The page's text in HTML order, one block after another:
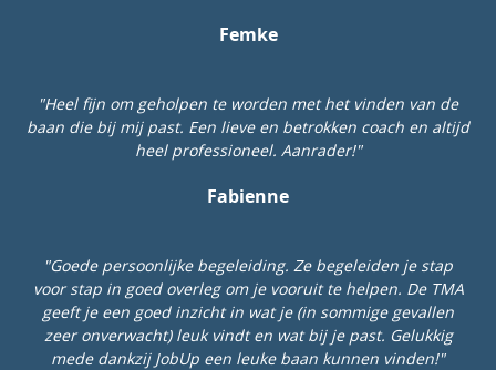
Femke
"Heel fijn om geholpen te worden met het vinden van de
baan die bij mij past. Een lieve en betrokken coach en altijd
heel professioneel. Aanrader!"
Fabienne
"Goede persoonlijke begeleiding. Ze begeleiden je stap
voor stap in goed overleg om je vooruit te helpen. De TMA
geeft je een goed inzicht in wat je (in sommige gevallen
zeer onverwacht) leuk vindt en wat bij je past. Gelukkig
mede dankzij JobUp een leuke baan kunnen vinden!"